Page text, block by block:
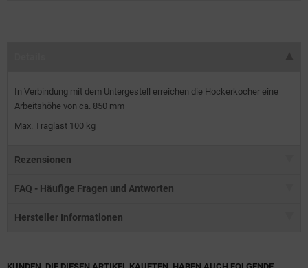
In Verbindung mit dem Untergestell erreichen die Hockerkocher eine
Arbeitshöhe von ca. 850 mm
Max. Traglast 100 kg
Rezensionen
FAQ - Häufige Fragen und Antworten
Hersteller Informationen